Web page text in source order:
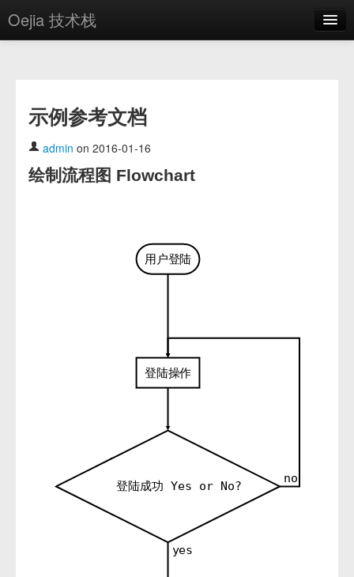
Oejia 技术栈
方案
OE学院
分享
示例参考文档
admin on 2016-01-16
绘制流程图 Flowchart
用户登陆
登陆操作
登陆成功 Yes or No?
yes
no